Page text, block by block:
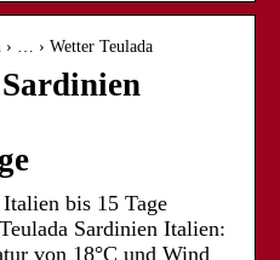
› … › Wetter Teulada
bis 15 Tage
Sardinien Italien:
von 18°C und Wind